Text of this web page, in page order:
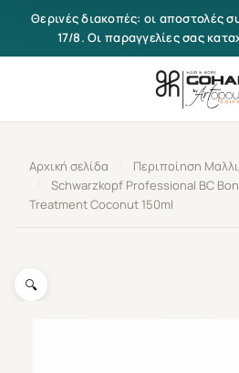
Μετάβαση στο περιεχόμενο
Θερινές διακοπές: οι αποστολές
17/8. Οι παραγγελίες σας
Αρχική σελίδα Περιποίηση
Schwarzkopf Professional BC
Treatment Coconut 150ml
🔍